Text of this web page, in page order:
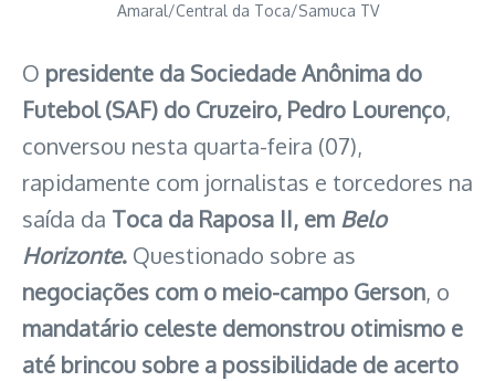
Amaral/Central da Toca/Samuca TV
O presidente da Sociedade Anônima do
Futebol (SAF) do Cruzeiro, Pedro Lourenço,
conversou nesta quarta-feira (07),
rapidamente com jornalistas e torcedores na
saída da Toca da Raposa II, em Belo
Horizonte. Questionado sobre as
negociações com o meio-campo Gerson, o
mandatário celeste demonstrou otimismo e
até brincou sobre a possibilidade de acerto